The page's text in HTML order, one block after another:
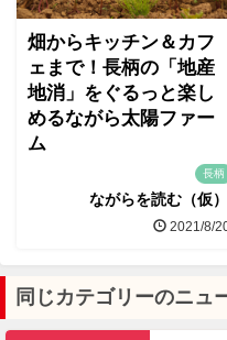
畑からキッチン＆カフ
ェまで！長柄の「地産
地消」をぐるっと楽し
めるながら太陽ファー
ム
長柄
ながらを読む（仮）
2021/8/
同じカテゴリーのニュ